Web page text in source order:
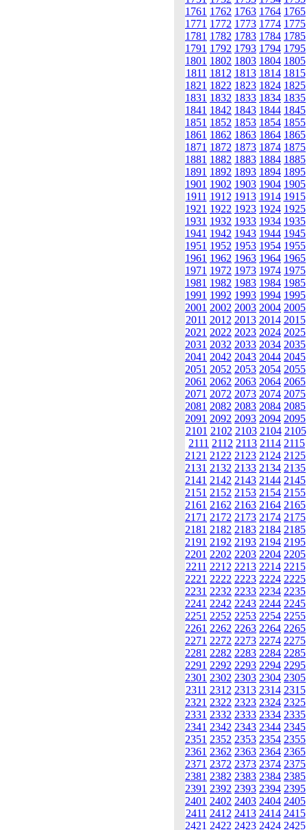
1761 1762 1763 1764 1765
1771 1772 1773 1774 1775
1781 1782 1783 1784 1785
1791 1792 1793 1794 1795
1801 1802 1803 1804 1805
1811 1812 1813 1814 1815
1821 1822 1823 1824 1825
1831 1832 1833 1834 1835
1841 1842 1843 1844 1845
1851 1852 1853 1854 1855
1861 1862 1863 1864 1865
1871 1872 1873 1874 1875
1881 1882 1883 1884 1885
1891 1892 1893 1894 1895
1901 1902 1903 1904 1905
1911 1912 1913 1914 1915
1921 1922 1923 1924 1925
1931 1932 1933 1934 1935
1941 1942 1943 1944 1945
1951 1952 1953 1954 1955
1961 1962 1963 1964 1965
1971 1972 1973 1974 1975
1981 1982 1983 1984 1985
1991 1992 1993 1994 1995
2001 2002 2003 2004 2005
2011 2012 2013 2014 2015
2021 2022 2023 2024 2025
2031 2032 2033 2034 2035
2041 2042 2043 2044 2045
2051 2052 2053 2054 2055
2061 2062 2063 2064 2065
2071 2072 2073 2074 2075
2081 2082 2083 2084 2085
2091 2092 2093 2094 2095
2101 2102 2103 2104 2105
2111 2112 2113 2114 2115
2121 2122 2123 2124 2125
2131 2132 2133 2134 2135
2141 2142 2143 2144 2145
2151 2152 2153 2154 2155
2161 2162 2163 2164 2165
2171 2172 2173 2174 2175
2181 2182 2183 2184 2185
2191 2192 2193 2194 2195
2201 2202 2203 2204 2205
2211 2212 2213 2214 2215
2221 2222 2223 2224 2225
2231 2232 2233 2234 2235
2241 2242 2243 2244 2245
2251 2252 2253 2254 2255
2261 2262 2263 2264 2265
2271 2272 2273 2274 2275
2281 2282 2283 2284 2285
2291 2292 2293 2294 2295
2301 2302 2303 2304 2305
2311 2312 2313 2314 2315
2321 2322 2323 2324 2325
2331 2332 2333 2334 2335
2341 2342 2343 2344 2345
2351 2352 2353 2354 2355
2361 2362 2363 2364 2365
2371 2372 2373 2374 2375
2381 2382 2383 2384 2385
2391 2392 2393 2394 2395
2401 2402 2403 2404 2405
2411 2412 2413 2414 2415
2421 2422 2423 2424 2425